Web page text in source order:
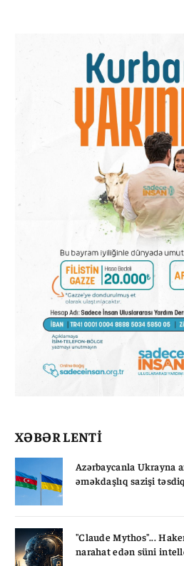
XƏBƏR LENTİ
Azərbaycanla Ukrayna
əməkdaşlıq sazişi
"Claude Mythos"...
narahat edən süni